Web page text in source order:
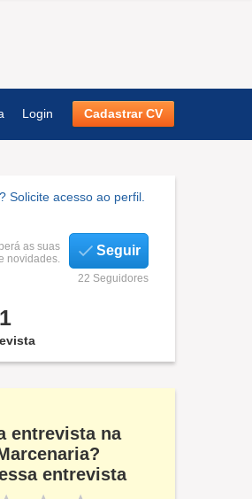
Login Cadastrar CV
Solicite acesso ao perfil.
as suas
novidades.
Seguir
22 Seguidores
1
entrevista na
entrevista